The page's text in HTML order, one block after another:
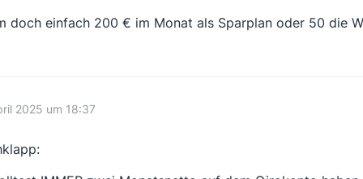
doch einfach 200 € im Monat als Sparplan oder 50 die
2025 um 18:37